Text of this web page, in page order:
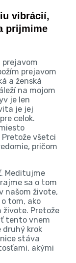
vibrácií,
prijmime
prejavom
prejavom
a ženská
na mojom
je len
je jej
celok.
všetci
pričom
Meditujme
sa o tom
našom živote,
tom, ako
Pretože
tento vnem
druhý krok
stáva
akými